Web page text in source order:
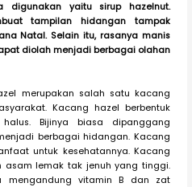
yaitu sirup hazelnut.
tampilan hidangan tampak
Natal. Selain itu, rasanya manis
diolah menjadi berbagai olahan
merupakan salah satu kacang
Kacang hazel berbentuk
Bijinya biasa dipanggang
berbagai hidangan. Kacang
untuk kesehatannya. Kacang
asam lemak tak jenuh yang tinggi.
mengandung vitamin B dan zat